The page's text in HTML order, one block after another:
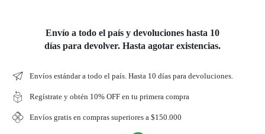
Envío a todo el país y devoluciones hasta 10
días para devolver. Hasta agotar existencias.
Envíos estándar a todo el país. Hasta 10 días para devoluciones.
Regístrate y obtén 10% OFF en tu primera compra
Envíos gratis en compras superiores a $150.000